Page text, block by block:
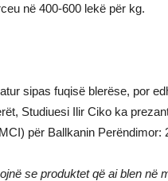
në 400-600 lekë për kg.
sipas fuqisë blerëse, por
Studiuesi Ilir Ciko ka
për Ballkanin Perëndimor:
se produktet që ai blen në